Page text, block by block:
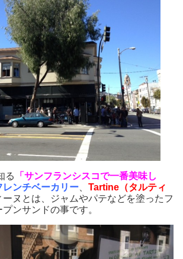
る
「サンフランシスコで一番美味し
レンチベーカリー
Tartine（タルティ
ーヌとは、ジャムやパテなどを塗ったフ
ンサンドの事です。